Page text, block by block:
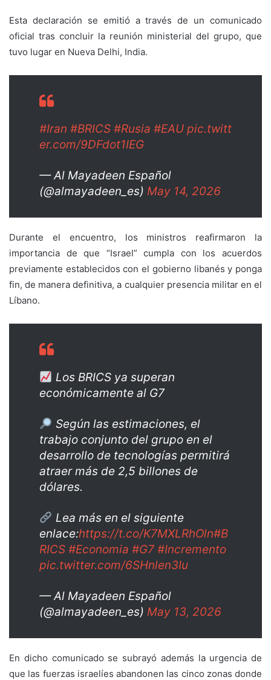
Esta declaración se emitió a través de un comunicado
oficial tras concluir la reunión ministerial del grupo, que
tuvo lugar en Nueva Delhi, India.
#Iran #BRICS #Rusia #EAU pic.twitt
er.com/9DFdot1IEG
— Al Mayadeen Español
(@almayadeen_es) May 14, 2026
Durante el encuentro, los ministros reafirmaron la
importancia de que “Israel” cumpla con los acuerdos
previamente establecidos con el gobierno libanés y ponga
fin, de manera definitiva, a cualquier presencia militar en el
Líbano.
Los BRICS ya superan
económicamente al G7
Según las estimaciones, el
trabajo conjunto del grupo en el
desarrollo de tecnologías permitirá
atraer más de 2,5 billones de
dólares.
Lea más en el siguiente
enlace:https://t.co/K7MXLRhOln#B
RICS #Economia #G7 #Incremento
pic.twitter.com/6SHnlen3Iu
— Al Mayadeen Español
(@almayadeen_es) May 13, 2026
En dicho comunicado se subrayó además la urgencia de
que las fuerzas israelíes abandonen las cinco zonas donde